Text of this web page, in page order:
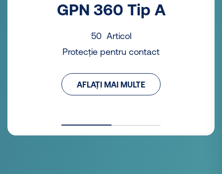
GPN 360 Tip A
50 Articol
Protecție pentru contact
AFLAȚI MAI MULTE